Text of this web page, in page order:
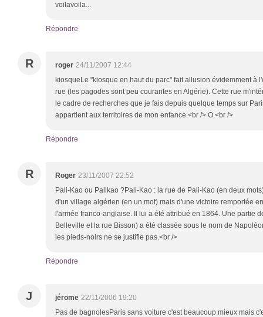
voilavoila...
Répondre
R roger 24/11/2007 12:44
kiosqueLe "kiosque en haut du parc" fait allusion évidemment à
rue (les pagodes sont peu courantes en Algérie). Cette rue
le cadre de recherches que je fais depuis quelque temps sur
appartient aux territoires de mon enfance.<br /> O.<br />
Répondre
R Roger 23/11/2007 22:52
Pali-Kao ou Palikao ?Pali-Kao : la rue de Pali-Kao (en deux
d'un village algérien (en un mot) mais d'une victoire remportée
l'armée franco-anglaise. Il lui a été attribué en 1864. Une partie
Belleville et la rue Bisson) a été classée sous le nom de
les pieds-noirs ne se justifie pas.<br />
Répondre
J jérome 22/11/2006 19:20
Pas de bagnolesParis sans voiture c'est beaucoup mieux mais